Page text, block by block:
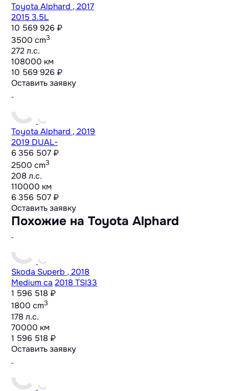
Toyota Alphard , 2017
2015 3.5L
10 569 926 ₽
3500 cm3
272 л.с.
108000 км
10 569 926 ₽
Оставить заявку
Toyota Alphard , 2019
2019 DUAL-
6 356 507 ₽
2500 cm3
208 л.с.
110000 км
6 356 507 ₽
Оставить заявку
Похожие на Toyota Alphard
Skoda Superb , 2018
Medium ca 2018 TSI33
1 596 518 ₽
1800 cm3
178 л.с.
70000 км
1 596 518 ₽
Оставить заявку